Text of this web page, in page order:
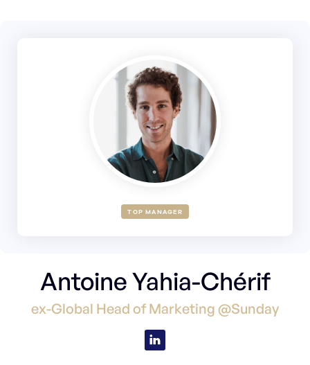
TOP MANAGER
Antoine Yahia-Chérif
ex-Global Head of Marketing @Sunday